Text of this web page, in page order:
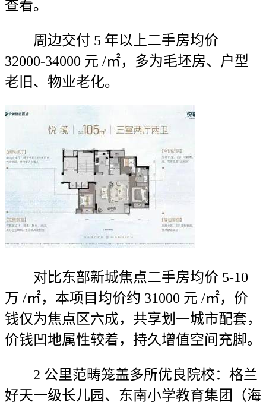
查看。
周边交付 5 年以上二手房均价
32000-34000 元 /㎡，多为毛坯房、户型
老旧、物业老化。
对比东部新城焦点二手房均价 5-10
万 /㎡，本项目均价约 31000 元 /㎡，价
钱仅为焦点区六成，共享划一城市配套，
价钱凹地属性较着，持久增值空间充脚。
2 公里范畴笼盖多所优良院校：格兰
好天一级长儿园、东南小学教育集团（海